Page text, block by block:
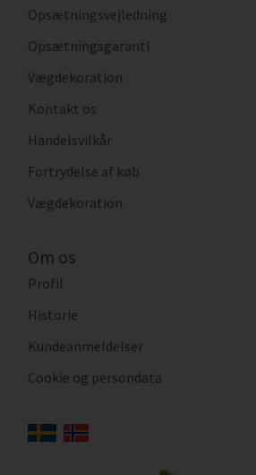
Opsætningsvejledning
Opsætningsgaranti
Vægdekoration
Kontakt os
Handelsvilkår
Fortrydelse af køb
Vægdekoration
Om os
Profil
Historie
Kundeanmeldelser
Cookie og persondata